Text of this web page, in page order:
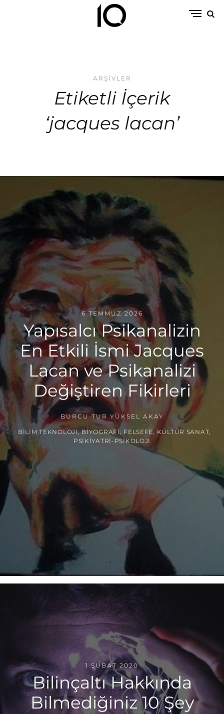
ARŞIVLER
Etiketli İçerik
‘jacques lacan’
6 TEMMUZ 2026
Yapısalcı Psikanalizin
En Etkili İsmi Jacques
Lacan ve Psikanalizi
Değiştiren Fikirleri
BURCU TUR YÜKSEL AKAY
BILIM TEKNOLOJI,BIYOGRAFI FELSEFE KÜLTÜR SANAT
PSIKIYATRI-PSIKOLOJI
1 ŞUBAT 2020
Bilinçaltı Hakkında
Bilmediğiniz 10 Şey